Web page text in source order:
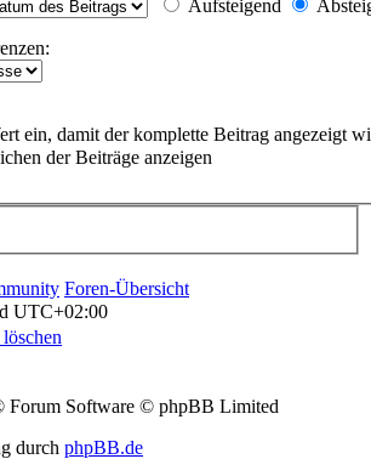
Aufsteigend
ein, damit der komplette Beitrag angezeigt
der Beiträge anzeigen
Foren-Übersicht
UTC+02:00
Forum Software © phpBB Limited
durch phpBB.de